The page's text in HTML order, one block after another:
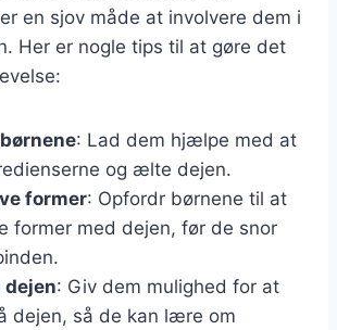
en sjov måde at involvere dem i
Her er nogle tips til at gøre det
: Lad dem hjælpe med at
og ælte dejen.
former: Opfordr børnene til at
former med dejen, før de snor
dejen: Giv dem mulighed for at
dejen, så de kan lære om